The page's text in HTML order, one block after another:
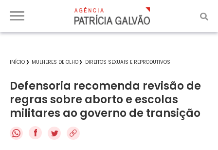
INÍCIO MULHERES DE OLHO DIREITOS SEXUAIS E REPRODUTIVOS
Defensoria recomenda revisão de
regras sobre aborto e escolas
militares ao governo de transição
f